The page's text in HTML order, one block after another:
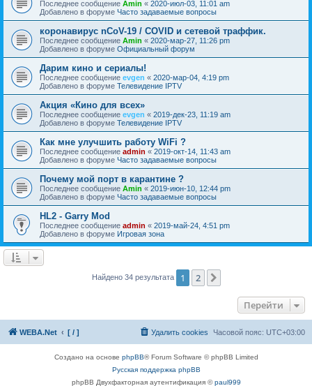
Последнее сообщение Amin « 2020-июл-03, 11:01 am
Добавлено в форуме Часто задаваемые вопросы
коронавирус nCoV-19 / COVID и сетевой траффик.
Последнее сообщение Amin « 2020-мар-27, 11:26 pm
Добавлено в форуме Официальный форум
Дарим кино и сериалы!
Последнее сообщение evgen « 2020-мар-04, 4:19 pm
Добавлено в форуме Телевидение IPTV
Акция «Кино для всех»
Последнее сообщение evgen « 2019-дек-23, 11:19 am
Добавлено в форуме Телевидение IPTV
Как мне улучшить работу WiFi ?
Последнее сообщение admin « 2019-окт-14, 11:43 am
Добавлено в форуме Часто задаваемые вопросы
Почему мой порт в карантине ?
Последнее сообщение Amin « 2019-июн-10, 12:44 pm
Добавлено в форуме Часто задаваемые вопросы
HL2 - Garry Mod
Последнее сообщение admin « 2019-май-24, 4:51 pm
Добавлено в форуме Игровая зона
Найдено 34 результата 1 2
Перейти
WEBA.Net [ / ] Часовой пояс: UTC+03:00
Удалить cookies
Создано на основе phpBB® Forum Software © phpBB Limited
Русская поддержка phpBB
phpBB Двухфакторная аутентификация ©paul999